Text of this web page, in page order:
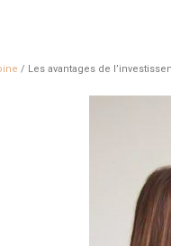
/ Les avantages de